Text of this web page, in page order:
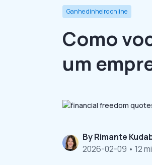
Ganhe dinheiro online
Como
um
ByRimante
2026-02-09 • 12